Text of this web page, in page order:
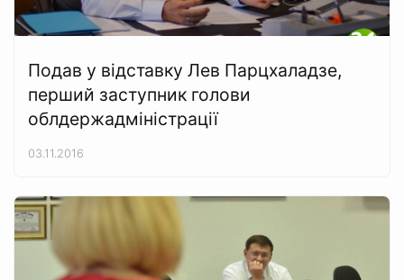
Подав у відставку Лев Парцхаладзе,
перший заступник голови
облдержадміністрації
03.11.2016